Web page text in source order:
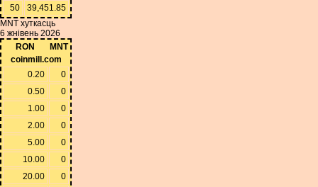
50
39,451.85
MNT хуткасць
6 жнівень 2026
RON
MNT
coinmill.com
0.20
0
0.50
0
1.00
0
2.00
0
5.00
0
10.00
0
20.00
0